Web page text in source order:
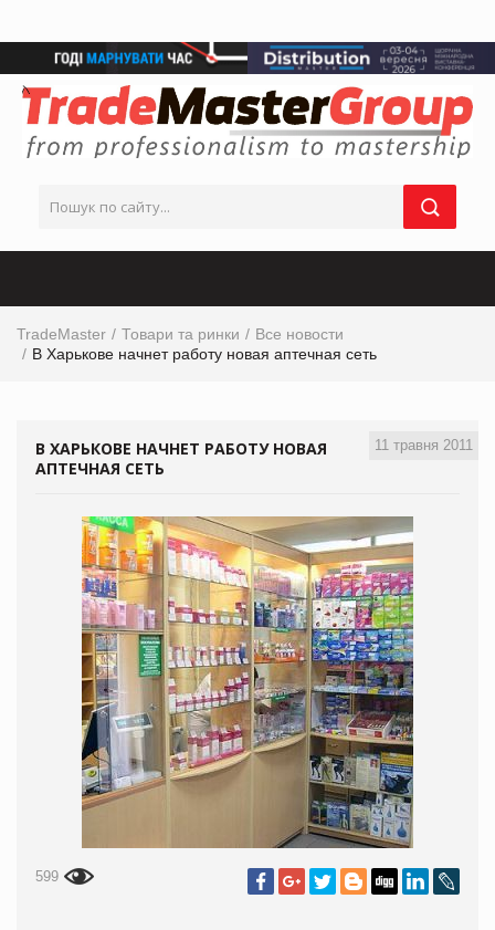
TradeMaster Товари та ринки
Все новости
В Харькове начнет работу новая аптечная сеть
11 травня 2011
В ХАРЬКОВЕ НАЧНЕТ РАБОТУ НОВАЯ
АПТЕЧНАЯ СЕТЬ
599